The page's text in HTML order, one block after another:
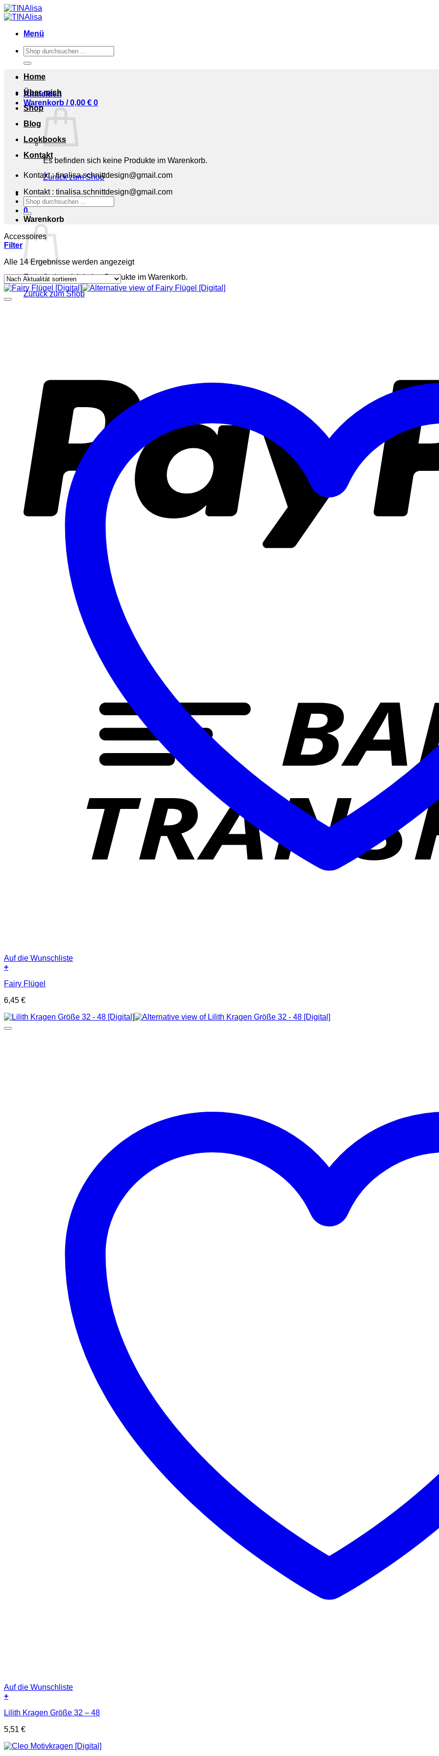
Zum
Inhalt
Menü
Suchen
nach:
Anmelden
Warenkorb /0,00 € 0
Es befinden sich keine Produkte im Warenkorb.
Zurück zum Shop
0
Warenkorb
Es befinden sich keine Produkte im Warenkorb.
Zurück zum Shop
Home
Über mich
Shop
Blog
Lookbooks
Kontakt
Kontakt : tinalisa.schnittdesign@gmail.com
Kontakt : tinalisa.schnittdesign@gmail.com
Suchen
nach:
Accessoires
Filter
Alle 14 Ergebnisse werden angezeigtNach
sortiert
Auf die Wunschliste
+
Fairy Flügel
6,45 €
Auf die Wunschliste
+
Lilith Kragen Größe 32 – 48
5,51 €